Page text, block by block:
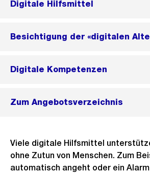
Digitale Hilfsmittel
Besichtigung der «digitalen
Digitale Kompetenzen
Zum Angebotsverzeichnis
Viele digitale Hilfsmittel
ohne Zutun von Menschen. Zum
automatisch angeht oder ein